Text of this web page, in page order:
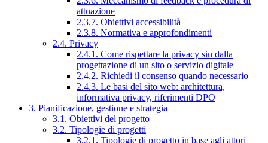
attuazione
2.3.7. Obiettivi accessibilità
2.3.8. Normativa e approfondimenti
2.4. Privacy
2.4.1. Come rispettare la privacy sin dalla
progettazione di un sito o servizio digitale
2.4.2. Richiedi il consenso quando necessario
2.4.3. Le basi del sito web: architettura,
informativa privacy, riferimenti DPO
3. Pianificazione, gestione e strategia
3.1. Obiettivi del progetto
3.2. Tipologie di progetti
3.2.1. Tipologie di progetto in base agli attori